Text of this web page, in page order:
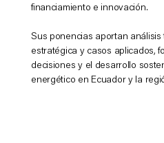
financiamiento e innovación.
Sus ponencias aportan análisis
estratégica y casos aplicados,
decisiones y el desarrollo
energético en Ecuador y la